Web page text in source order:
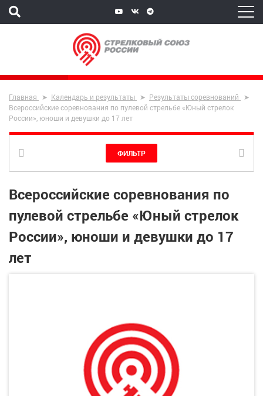
Главная Календарь и результаты
Результаты соревнований
Всероссийские соревнования по пулевой стрельбе «Юный стрелок
России», юноши и девушки до 17 лет
ФИЛЬТР
Всероссийские соревнования по
пулевой стрельбе «Юный стрелок
России», юноши и девушки до 17
лет